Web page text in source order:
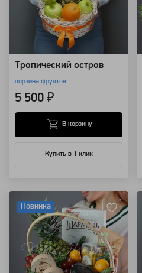
Тропический остров
корзина фруктов
5 500 ₽
Купить в 1 клик
В корзину
Новинка